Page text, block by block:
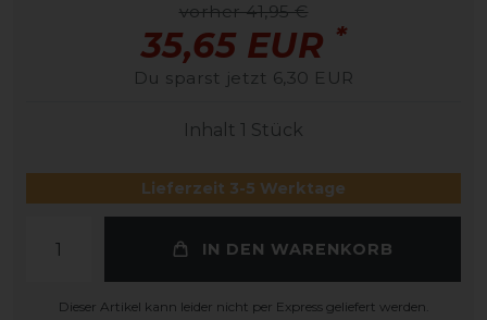
vorher 41,95 €
35,65 EUR *
Du sparst jetzt 6,30 EUR
Inhalt 1 Stück
Lieferzeit 3-5 Werktage
IN DEN WARENKORB
Dieser Artikel kann leider nicht per Express geliefert werden.